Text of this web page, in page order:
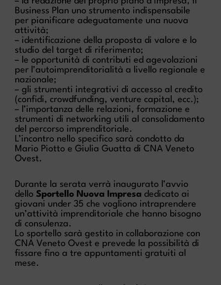
Business Plan uno strumento indispensabile
per pianificare adeguatamente una nuova
attività;
– identificazione della proposta di valore e lo
studio del target di riferimento;
– le opportunità di contributi ed agevolazioni
per l’autoimprenditorialità a livello regionale e
nazionale;
– gli strumenti integrativi di accesso al credito
(confidi, crowdfunding, venture capital, ecc.);
– l’importanza delle relazioni, formazione e
strumenti di networking utili al consolidamento
del percorso imprenditoriale.
L’incontro nello specifico sarà condotto da
Mario Piotto e Giulia Guatta di CNA Veneto
Ovest.
Durante la serata verrà inaugurato l’avvio
dello Sportello Nuova Impresa dedicato ai
giovani under 35 che vogliono intraprendere
un’attività imprenditoriale che hanno bisogno
di consulenza.
Lo sportello sarà gestito in collaborazione con
CNA Veneto Ovest e prevede la possibilità di
fissare fino a tre appuntamenti gratuiti al
mese.